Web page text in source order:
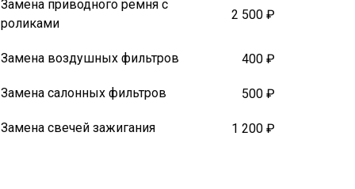
Замена приводного ремня с
роликами
2 500 ₽
Замена воздушных фильтров 400 ₽
Замена салонных фильтров 500 ₽
Замена свечей зажигания 1 200 ₽